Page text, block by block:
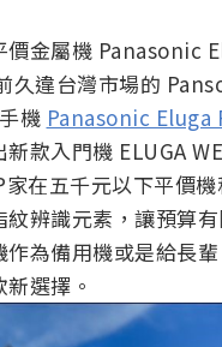
金屬機 Panasonic
久違台灣市場的
機 Panasonic Eluga
款入門機 ELUGA
在五千元以下平價
辨識元素，讓預算
為備用機或是給長
選擇。